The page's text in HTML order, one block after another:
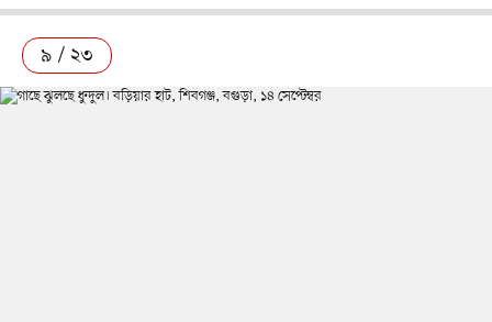
৯ / ২৩